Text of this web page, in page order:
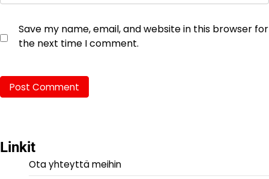
Save my name, email, and website in this browser for
the next time I comment.
Linkit
Ota yhteyttä meihin